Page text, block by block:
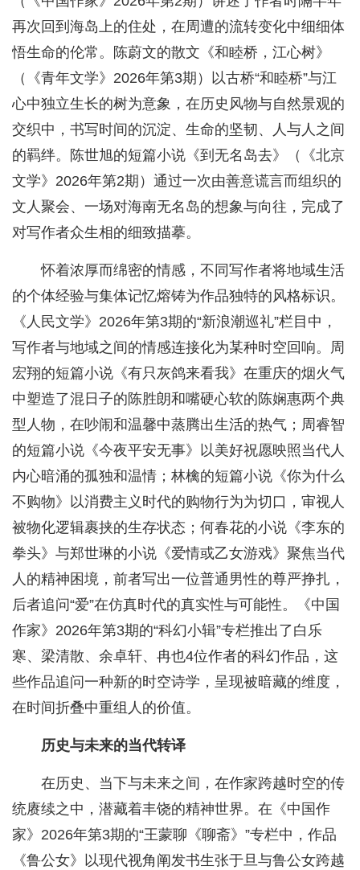
再次回到海岛上的住处，在周遭的流转变化中细细体
悟生命的伦常。陈蔚文的散文《和睦桥，江心树》
（《青年文学》2026年第3期）以古桥“和睦桥”与江
心中独立生长的树为意象，在历史风物与自然景观的
交织中，书写时间的沉淀、生命的坚韧、人与人之间
的羁绊。陈世旭的短篇小说《到无名岛去》（《北京
文学》2026年第2期）通过一次由善意谎言而组织的
文人聚会、一场对海南无名岛的想象与向往，完成了
对写作者众生相的细致描摹。
怀着浓厚而绵密的情感，不同写作者将地域生活
的个体经验与集体记忆熔铸为作品独特的风格标识。
《人民文学》2026年第3期的“新浪潮巡礼”栏目中，
写作者与地域之间的情感连接化为某种时空回响。周
宏翔的短篇小说《有只灰鸽来看我》在重庆的烟火气
中塑造了混日子的陈胜朗和嘴硬心软的陈娴惠两个典
型人物，在吵闹和温馨中蒸腾出生活的热气；周睿智
的短篇小说《今夜平安无事》以美好祝愿映照当代人
内心暗涌的孤独和温情；林檎的短篇小说《你为什么
不购物》以消费主义时代的购物行为为切口，审视人
被物化逻辑裹挟的生存状态；何春花的小说《李东的
拳头》与郑世琳的小说《爱情或乙女游戏》聚焦当代
人的精神困境，前者写出一位普通男性的尊严挣扎，
后者追问“爱”在仿真时代的真实性与可能性。《中国
作家》2026年第3期的“科幻小辑”专栏推出了白乐
寒、梁清散、余卓轩、冉也4位作者的科幻作品，这
些作品追问一种新的时空诗学，呈现被暗藏的维度，
在时间折叠中重组人的价值。
历史与未来的当代转译
在历史、当下与未来之间，在作家跨越时空的传
统赓续之中，潜藏着丰饶的精神世界。在《中国作
家》2026年第3期的“王蒙聊《聊斋》”专栏中，作品
《鲁公女》以现代视角阐发书生张于旦与鲁公女跨越